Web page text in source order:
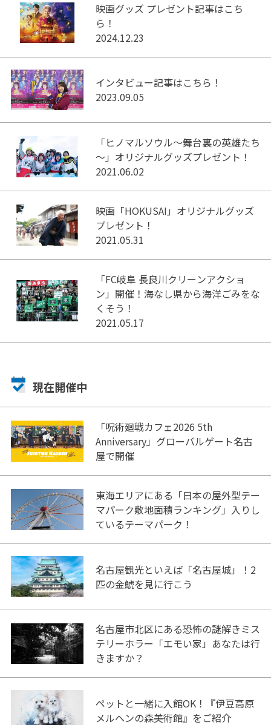
映画グッズ プレゼント記事はこち
ら！
2024.12.23
インタビュー記事はこちら！
2023.09.05
「ヒノマルソウル～舞台裏の英雄たち
～」オリジナルグッズプレゼント！
2021.06.02
映画「HOKUSAI」オリジナルグッズ
プレゼント！
2021.05.31
「FC岐阜 長良川クリーンアクショ
ン」開催！海なし県から海洋ごみをな
くそう！
2021.05.17
現在開催中
「呪術廻戦カフェ2026 5th
Anniversary」グローバルゲート名古
屋で開催
東海エリアにある「日本の屋外型テー
マパーク敷地面積ランキング」入りし
ているテーマパーク！
名古屋観光といえば「名古屋城」！2
匹の金鯱を見に行こう
名古屋市北区にある恐怖の謎解きミス
テリーホラー「エモい家」あなたは行
きますか？
ペットと一緒に入館OK！『伊豆高原
メルヘンの森美術館』をご紹介